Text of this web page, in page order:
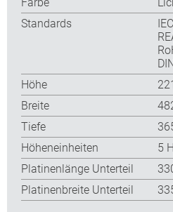
Standards
Höhe
Breite
Tiefe
Höheneinheiten
5
Platinenlänge Unterteil
Platinenbreite Unterteil